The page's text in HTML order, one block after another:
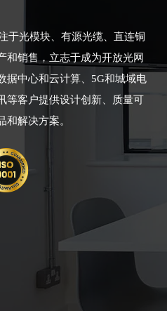
于光模块、有源光缆、直连铜
和销售，立志于成为开放光网
据中心和云计算、5G和城域电
等客户提供设计创新、质量可
和解决方案。